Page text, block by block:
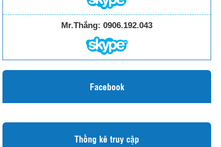
Mr.Thắng: 0906.192.043
Facebook
Thống kê truy cập